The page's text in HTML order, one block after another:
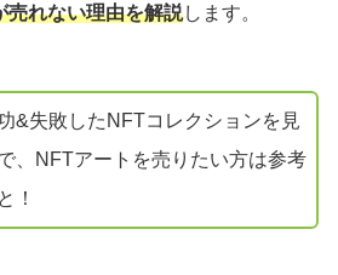
売れない理由を解説します。
&失敗したNFTコレクションを見
、NFTアートを売りたい方は参考
！